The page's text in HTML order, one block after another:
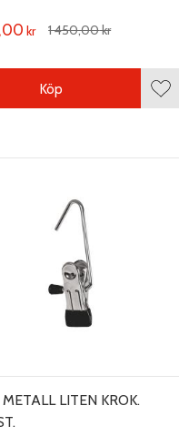
kr 1 450,00kr
Köp
LITEN KROK.